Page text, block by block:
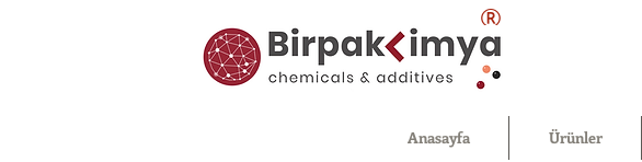
®
Anasayfa Ürünler